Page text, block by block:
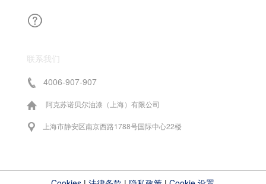
联系我们
4006-907-907
阿克苏诺贝尔油漆（上海）有限公司
上海市静安区南京西路1788号国际中心22楼